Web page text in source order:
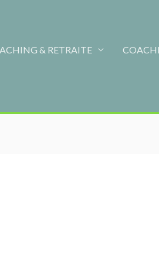
& RETRAITE